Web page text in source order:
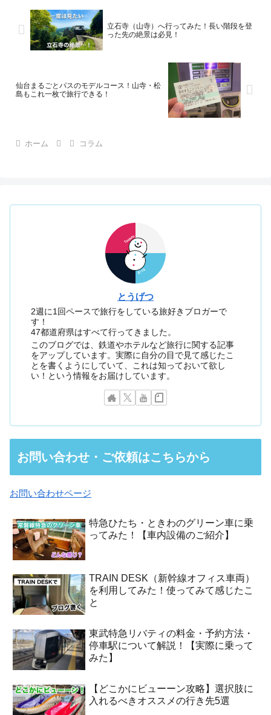
立石寺（山寺）へ行ってみた！長い階段を登
った先の絶景は必見！
仙台まるごとパスのモデルコース！山寺・松
島もこれ一枚で旅行できる！
ホーム コラム
とうげつ
2週に1回ペースで旅行をしている旅好きブロガーで
す！
47都道府県はすべて行ってきました。
このブログでは、鉄道やホテルなど旅行に関する記事
をアップしています。実際に自分の目で見て感じたこ
とを書くようにしていて、これは知っておいて欲し
い！という情報をお届けしています。
お問い合わせ・ご依頼はこちらから
お問い合わせページ
特急ひたち・ときわのグリーン車に乗
ってみた！【車内設備のご紹介】
TRAIN DESK（新幹線オフィス車両）
を利用してみた！使ってみて感じたこ
と
東武特急リバティの料金・予約方法・
停車駅について解説！【実際に乗って
みた】
【どこかにビューーン攻略】選択肢に
入れるべきオススメの行き先5選